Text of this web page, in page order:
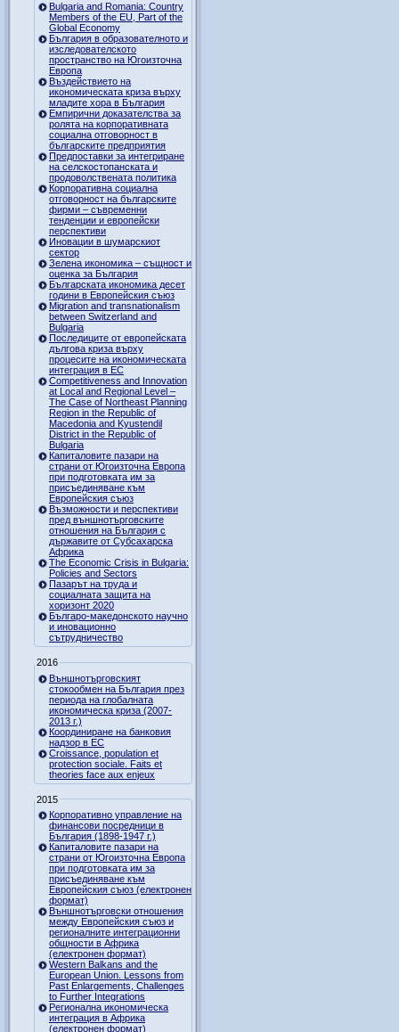
Bulgaria and Romania: Country
Members of the EU, Part of the
Global Economy
България в образователното и
изследователското
пространство на Югоизточна
Европа
Въздействието на
икономическата криза върху
младите хора в България
Емпирични доказателства за
ролята на корпоративната
социална отговорност в
българските предприятия
Предпоставки за интегриране
на селскостопанската и
продоволствената политика
Корпоративна социална
отговорност на българските
фирми – съвременни
тенденции и европейски
перспективи
Иновации в шумарскиот
сектор
Зелена икономика – същност и
оценка за България
Българската икономика десет
години в Европейския съюз
Migration and transnationalism
between Switzerland and
Bulgaria
Последиците от европейската
дългова криза върху
процесите на икономическата
интеграция в ЕС
Competitiveness and Innovation
at Local and Regional Level –
The Case of Northeast Planning
Region in the Republic of
Macedonia and Kyustendil
District in the Republic of
Bulgaria
Капиталовите пазари на
страни от Югоизточна Европа
при подготовката им за
присъединяване към
Европейския съюз
Възможности и перспективи
пред външнотърговските
отношения на България с
държавите от Субсахарска
Африка
The Economic Crisis in Bulgaria:
Policies and Sectors
Пазарът на труда и
социалната защита на
хоризонт 2020
Българо-македонското научно
и иновационно
сътрудничество
2016
Външнотърговският
стокообмен на България през
периода на глобалната
икономическа криза (2007-
2013 г.)
Координиране на банковия
надзор в ЕС
Croissance, population et
protection sociale. Faits et
theories face aux enjeux
2015
Корпоративно управление на
финансови посредници в
България (1898-1947 г.)
Капиталовите пазари на
страни от Югоизточна Европа
при подготовката им за
присъединяване към
Европейския съюз (електронен
формат)
Външнотърговски отношения
между Европейския съюз и
регионалните интеграционни
общности в Африка
(електронен формат)
Western Balkans and the
European Union. Lessons from
Past Enlargements, Challenges
to Further Integrations
Регионална икономическа
интеграция в Африка
(електронен формат)